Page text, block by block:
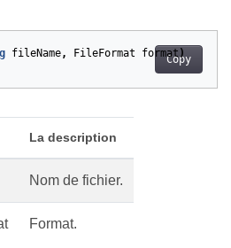
Copy
fileName, FileFormat format )
La description
Nom de fichier.
Format.